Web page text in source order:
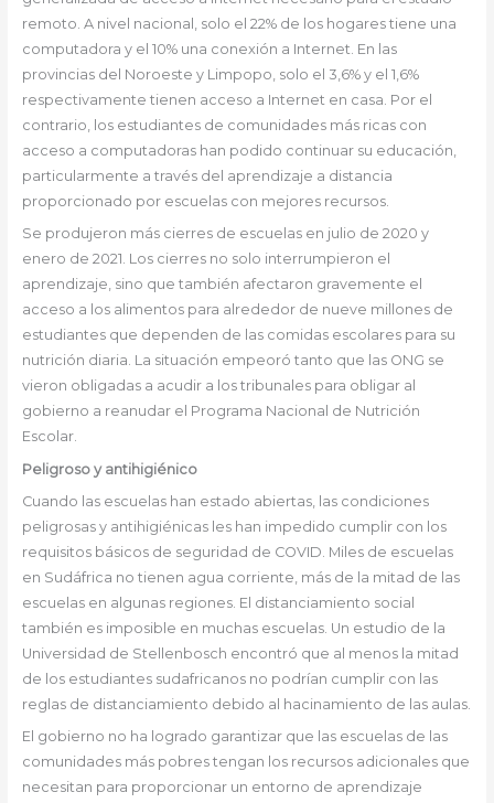
remoto. A nivel nacional, solo el 22% de los hogares tiene una
computadora y el 10% una conexión a Internet. En las
provincias del Noroeste y Limpopo, solo el 3,6% y el 1,6%
respectivamente tienen acceso a Internet en casa. Por el
contrario, los estudiantes de comunidades más ricas con
acceso a computadoras han podido continuar su educación,
particularmente a través del aprendizaje a distancia
proporcionado por escuelas con mejores recursos.
Se produjeron más cierres de escuelas en julio de 2020 y
enero de 2021. Los cierres no solo interrumpieron el
aprendizaje, sino que también afectaron gravemente el
acceso a los alimentos para alrededor de nueve millones de
estudiantes que dependen de las comidas escolares para su
nutrición diaria. La situación empeoró tanto que las ONG se
vieron obligadas a acudir a los tribunales para obligar al
gobierno a reanudar el Programa Nacional de Nutrición
Escolar.
Peligroso y antihigiénico
Cuando las escuelas han estado abiertas, las condiciones
peligrosas y antihigiénicas les han impedido cumplir con los
requisitos básicos de seguridad de COVID. Miles de escuelas
en Sudáfrica no tienen agua corriente, más de la mitad de las
escuelas en algunas regiones. El distanciamiento social
también es imposible en muchas escuelas. Un estudio de la
Universidad de Stellenbosch encontró que al menos la mitad
de los estudiantes sudafricanos no podrían cumplir con las
reglas de distanciamiento debido al hacinamiento de las aulas.
El gobierno no ha logrado garantizar que las escuelas de las
comunidades más pobres tengan los recursos adicionales que
necesitan para proporcionar un entorno de aprendizaje